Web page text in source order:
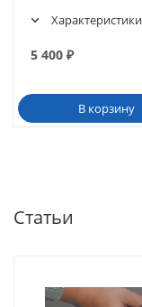
Характеристики
5 400 ₽
В корзину
Статьи